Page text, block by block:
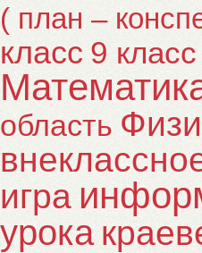
( план –
класс 9 класс
область
игра
урока